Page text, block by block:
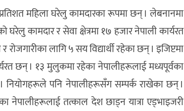
महिला घरेलु कामदारका रूपमा छन् । लेबनानमा
कामदार र सेवा क्षेत्रमा १७ हजार नेपाली कार्यरत
लागि ५ सय विद्यार्थी रहेका छन् । इजिप्टमा
छन् । १३ मुलुकमा रहेका नेपालीहरूलाई मध्यपूर्वका
नियोगहरूले पनि नेपालीहरूसँग सम्पर्क राखेका छन् ।
नेपालीहरूलाई तत्काल देश छाड्न यात्रा एड्भाइजरी